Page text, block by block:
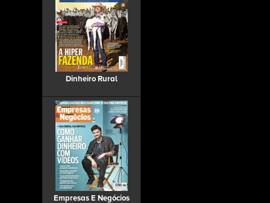
Dinheiro Rural
Empresas E Negócios